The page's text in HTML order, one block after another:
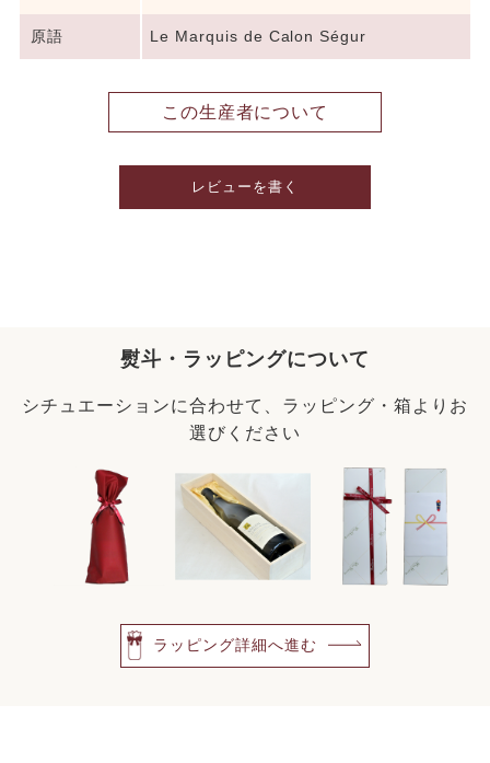
原語 Le Marquis de Calon Ségur
この生産者について
レビューを書く
熨斗・ラッピングについて
シチュエーションに合わせて、ラッピング・箱よりお
選びください
ラッピング詳細へ進む